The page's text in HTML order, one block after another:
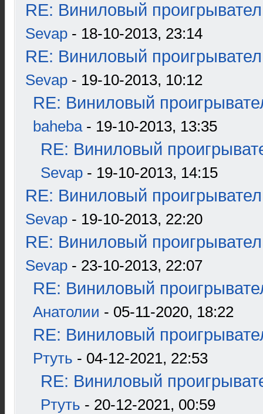
RE: Виниловый
Sevap - 18-10-2013, 23:14
RE: Виниловый
Sevap - 19-10-2013, 10:12
RE: Виниловый
baheba- 19-10-2013, 13:35
RE: Виниловый
Sevap - 19-10-2013, 14:15
RE: Виниловый
Sevap - 19-10-2013, 22:20
RE: Виниловый
Sevap - 23-10-2013, 22:07
RE: Виниловый
Анатолии - 05-11-2020, 18:22
RE: Виниловый
Ртуть - 04-12-2021, 22:53
RE: Виниловый
Ртуть - 20-12-2021, 00:59